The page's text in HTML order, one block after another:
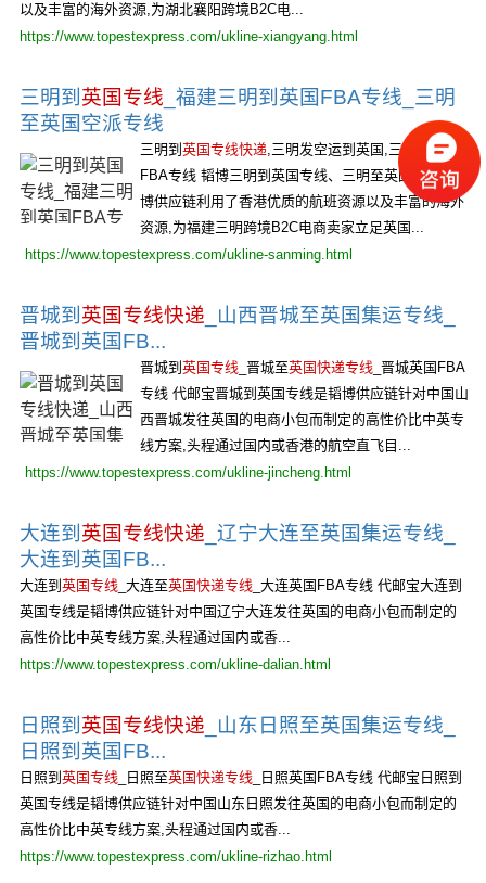
以及丰富的海外资源,为湖北襄阳跨境B2C电...
https://www.topestexpress.com/ukline-xiangyang.html
三明到 英国专线 _福建三明到英国FBA专线_三明
至英国空派专线
三明到 英国专线快递,三明发空运到英国,三明至英国
FBA专线 韬博三明到英国专线、三明至英国快线是韬
博供应链利用了香港优质的航班资源以及丰富的海外
资源,为福建三明跨境B2C电商卖家立足英国...
https://www.topestexpress.com/ukline-sanming.html
晋城到 英国专线快递 _山西晋城至英国集运专线_
晋城到英国FB...
晋城到 英国专线_晋城至英国快递专线_晋城英国FBA
专线 代邮宝晋城到英国专线是韬博供应链针对中国山
西晋城发往英国的电商小包而制定的高性价比中英专
线方案,头程通过国内或香港的航空直飞目...
https://www.topestexpress.com/ukline-jincheng.html
大连到 英国专线快递 _辽宁大连至英国集运专线_
大连到英国FB...
大连到 英国专线_大连至英国快递专线_大连英国FBA专线 代邮宝大连到
英国专线是韬博供应链针对中国辽宁大连发往英国的电商小包而制定的
高性价比中英专线方案,头程通过国内或香...
https://www.topestexpress.com/ukline-dalian.html
日照到 英国专线快递 _山东日照至英国集运专线_
日照到英国FB...
日照到 英国专线_日照至英国快递专线_日照英国FBA专线 代邮宝日照到
英国专线是韬博供应链针对中国山东日照发往英国的电商小包而制定的
高性价比中英专线方案,头程通过国内或香...
https://www.topestexpress.com/ukline-rizhao.html